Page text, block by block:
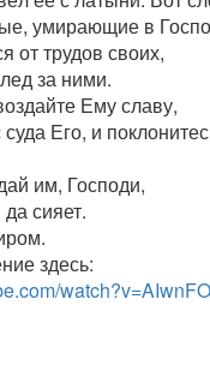
умирающие в
от трудов своих,
за ними.
Ему славу,
суда Его, и
им, Господи,
сияет.
здесь: